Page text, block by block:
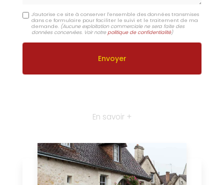
J'autorise ce site à conserver l'ensemble des données transmises
dans ce formulaire pour faciliter le suivi et le traitement de ma
demande. (Aucune exploitation commerciale ne sera faite des
données concervées. Voir notrepolitique de confidentialité)
En savoir +